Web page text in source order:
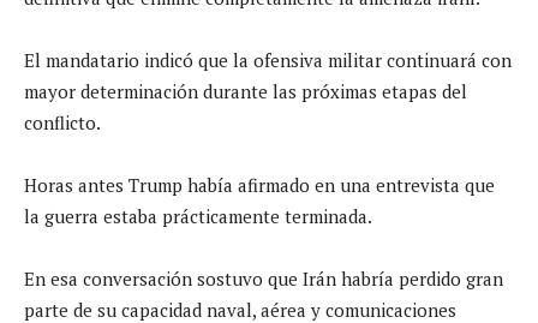
El mandatario indicó que la ofensiva militar continuará con
mayor determinación durante las próximas etapas del
conflicto.
Horas antes Trump había afirmado en una entrevista que
la guerra estaba prácticamente terminada.
En esa conversación sostuvo que Irán habría perdido gran
parte de su capacidad naval, aérea y comunicaciones